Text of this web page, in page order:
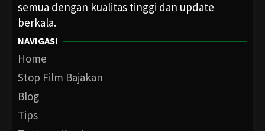
semua dengan kualitas tinggi dan update
berkala.
NAVIGASI
Home
Stop Film Bajakan
Blog
Tips